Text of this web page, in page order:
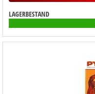
LAGERBESTAND